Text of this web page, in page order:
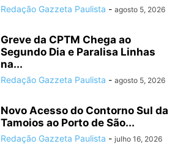
Redação Gazzeta Paulista - agosto 5, 2026
Greve da CPTM Chega ao
Segundo Dia e Paralisa Linhas
na...
Redação Gazzeta Paulista - agosto 5, 2026
Novo Acesso do Contorno Sul da
Tamoios ao Porto de São...
Redação Gazzeta Paulista - julho 16, 2026